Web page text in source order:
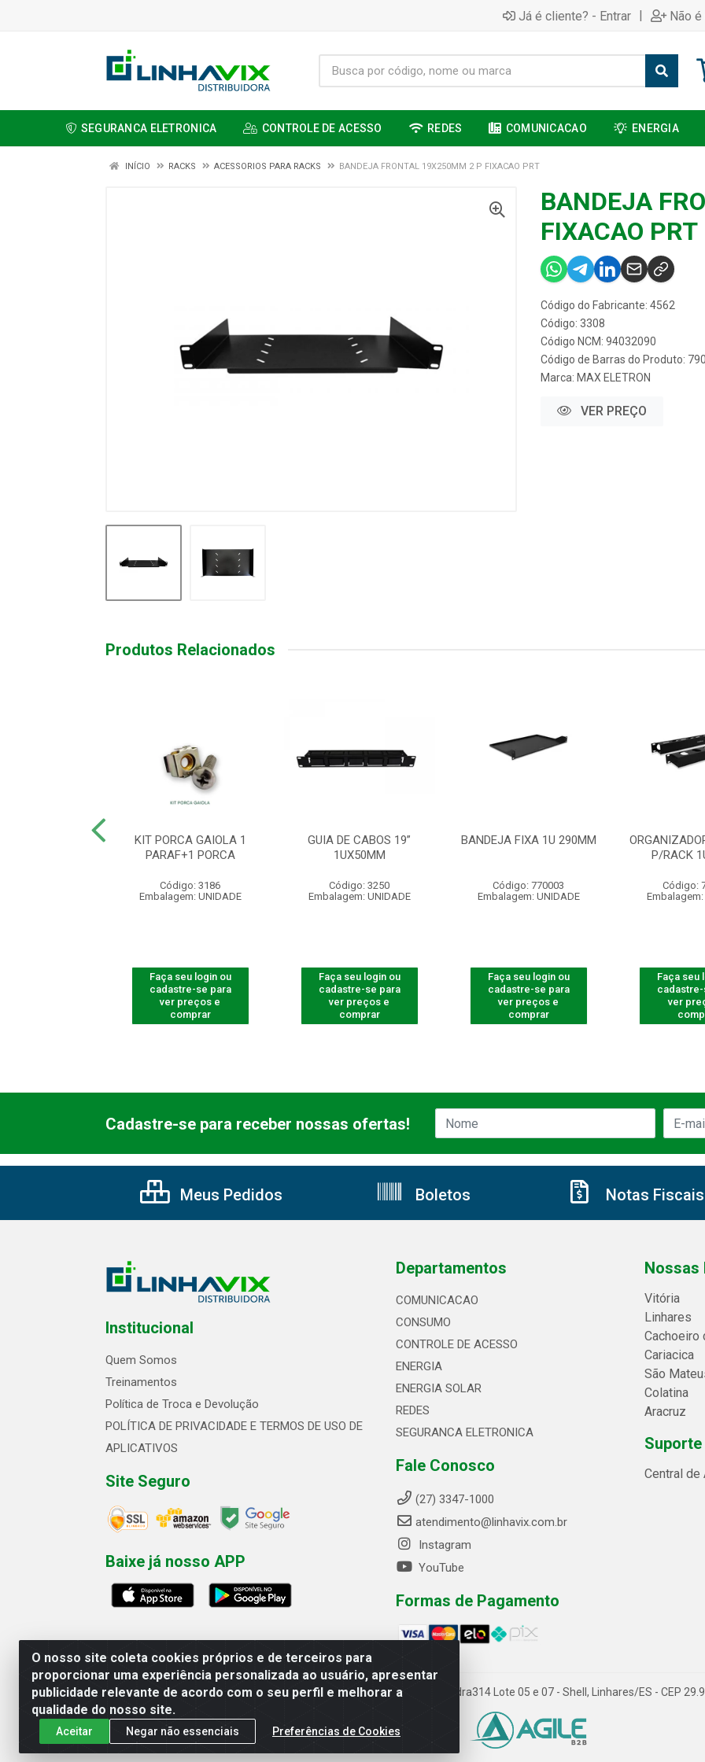
Já é cliente? - Entrar | Não
SEGURANCA ELETRONICA CONTROLE DE ACESSO REDES COMUNICACAO ENERGIA
INÍCIO RACKS ACESSORIOS PARA RACKS BANDEJA FRONTAL 19X250MM 2 P FIXACAO PRT
BANDEJA
FIXACAO PRT
Código do Fabricante: 4562
Código: 3308
Código NCM: 94032090
Código de Barras do Produto:
Marca: MAX ELETRON
VER PREÇO
Produtos Relacionados
KIT PORCA GAIOLA 1
PARAF+1 PORCA
Código: 3186
Embalagem: UNIDADE
Faça seu login ou
cadastre-se para
ver preços e
comprar
GUIA DE CABOS 19”
1UX50MM
Código: 3250
Embalagem: UNIDADE
Faça seu login ou
cadastre-se para
ver preços e
comprar
BANDEJA FIXA 1U 290MM
Código: 770003
Embalagem: UNIDADE
Faça seu login ou
cadastre-se para
ver preços e
comprar
P/RACK
Código:
Embalagem:
Faça seu
ver
O nosso site coleta cookies próprios e de terceiros para
proporcionar uma experiência personalizada ao usuário, apresentar
publicidade relevante de acordo com o seu perfil e melhorar a
qualidade do nosso site.
Aceitar Negar não essenciais Preferências de Cookies
Cadastre-se para receber nossas ofertas!
Meus Pedidos Boletos Notas Fiscais
Institucional
Quem Somos
Treinamentos
Política de Troca e Devolução
POLÍTICA DE PRIVACIDADE E TERMOS DE USO DE
APLICATIVOS
Site Seguro
Baixe já nosso APP
Departamentos
COMUNICACAO
CONSUMO
CONTROLE DE ACESSO
ENERGIA
ENERGIA SOLAR
REDES
SEGURANCA ELETRONICA
Fale Conosco
(27) 3347-1000
atendimento@linhavix.com.br
Instagram
YouTube
Formas de Pagamento
Nossas
Vitória
Linhares
Cachoeiro
Cariacica
São
Colatina
Aracruz
Central de
Linhavix Distribuidora LTDA - Avenida Alegre, 2521 - Quadra314 Lote 05 e 07 - Shell, Linhares/ES - CEP